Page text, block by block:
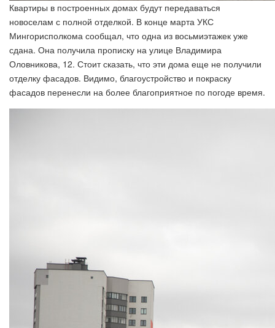
Квартиры в построенных домах будут передаваться
новоселам с полной отделкой. В конце марта УКС
Мингорисполкома сообщал, что одна из восьмиэтажек уже
сдана. Она получила прописку на улице Владимира
Оловникова, 12. Стоит сказать, что эти дома еще не получили
отделку фасадов. Видимо, благоустройство и покраску
фасадов перенесли на более благоприятное по погоде время.